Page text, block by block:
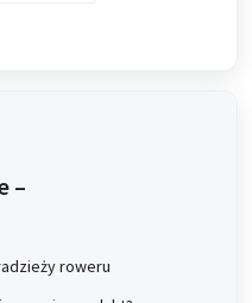
–
roweru